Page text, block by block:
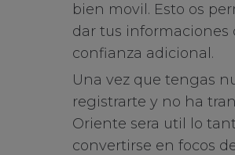
bien movil. Esto os
dar tus informaciones
confianza adicional.
Una vez que tengas
registrarte y no ha
Oriente sera util lo
convertirse en focos
Strictly Necessary
Performance Cookies
Functional Cookies